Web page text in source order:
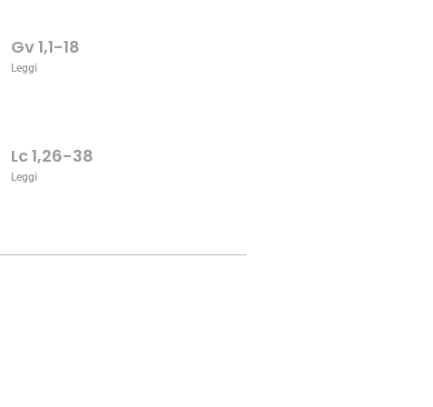
Gv 1,1-18
Leggi
Lc 1,26-38
Leggi